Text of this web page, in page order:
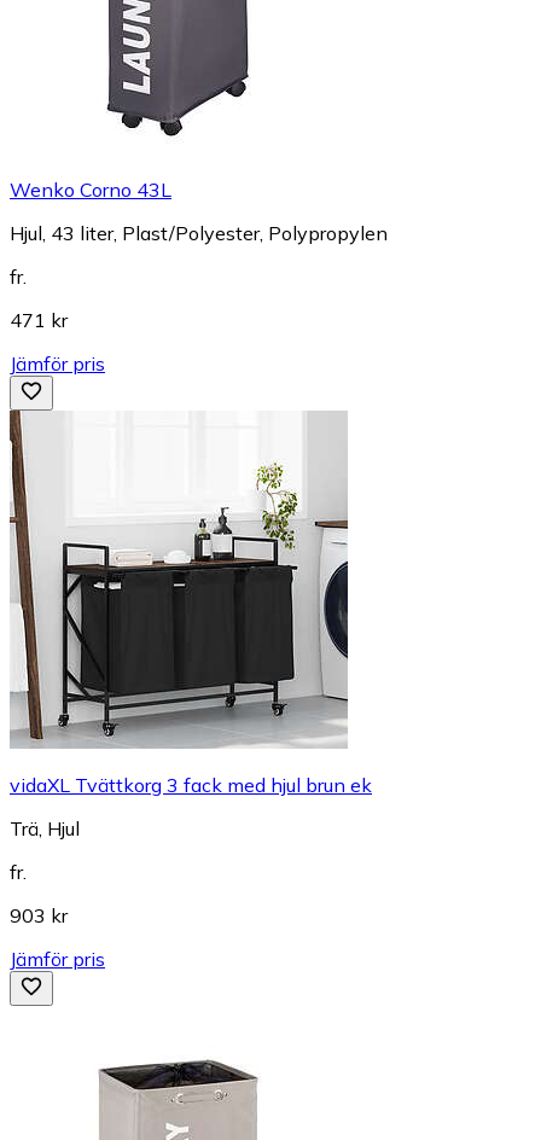
Wenko Corno 43L
Hjul, 43 liter, Plast/Polyester, Polypropylen
fr.
471 kr
Jämför pris
vidaXL Tvättkorg 3 fack med hjul brun ek
Trä, Hjul
fr.
903 kr
Jämför pris